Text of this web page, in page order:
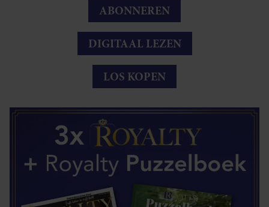
ABONNEREN
DIGITAAL LEZEN
LOS KOPEN